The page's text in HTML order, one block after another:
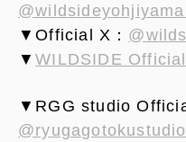
▼Official X：
▼WILDSIDE Official
▼RGG studio
@ryugagotokustudio